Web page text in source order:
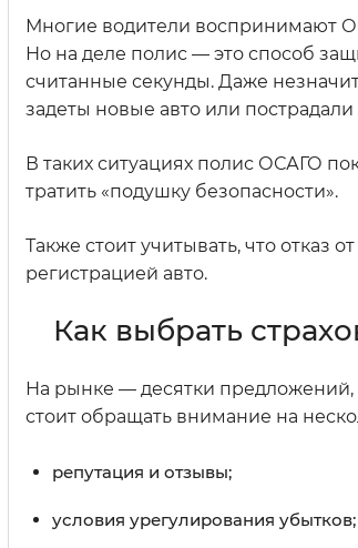
Многие водители воспринимают
Но на деле полис — это способ
считанные секунды. Даже
задеты новые авто или
В таких ситуациях полис ОСАГО
тратить «подушку безопасности».
Также стоит учитывать, что
регистрацией авто.
Как выбрать
На рынке — десятки
стоит обращать внимание на
репутация и отзывы;
условия урегулирования убытков;